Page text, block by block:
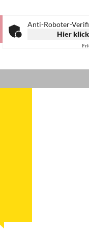
Anti-Roboter-
Hier